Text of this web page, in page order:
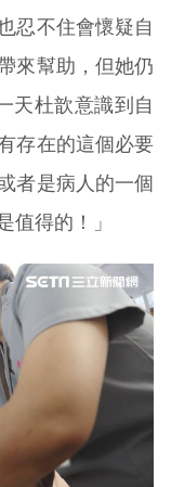
忍不住會懷疑自
來幫助，但她仍
天杜歆意識到自
存在的這個必要
者是病人的一個
值得的！」